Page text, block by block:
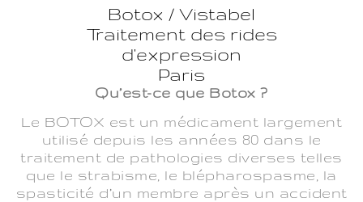
Botox / Vistabel
Traitement des rides
d'expression
Paris
Qu’est-ce que Botox ?
Le BOTOX est un médicament largement
utilisé depuis les années 80 dans le
traitement de pathologies diverses telles
que le strabisme, le blépharospasme, la
spasticité d’un membre après un accident